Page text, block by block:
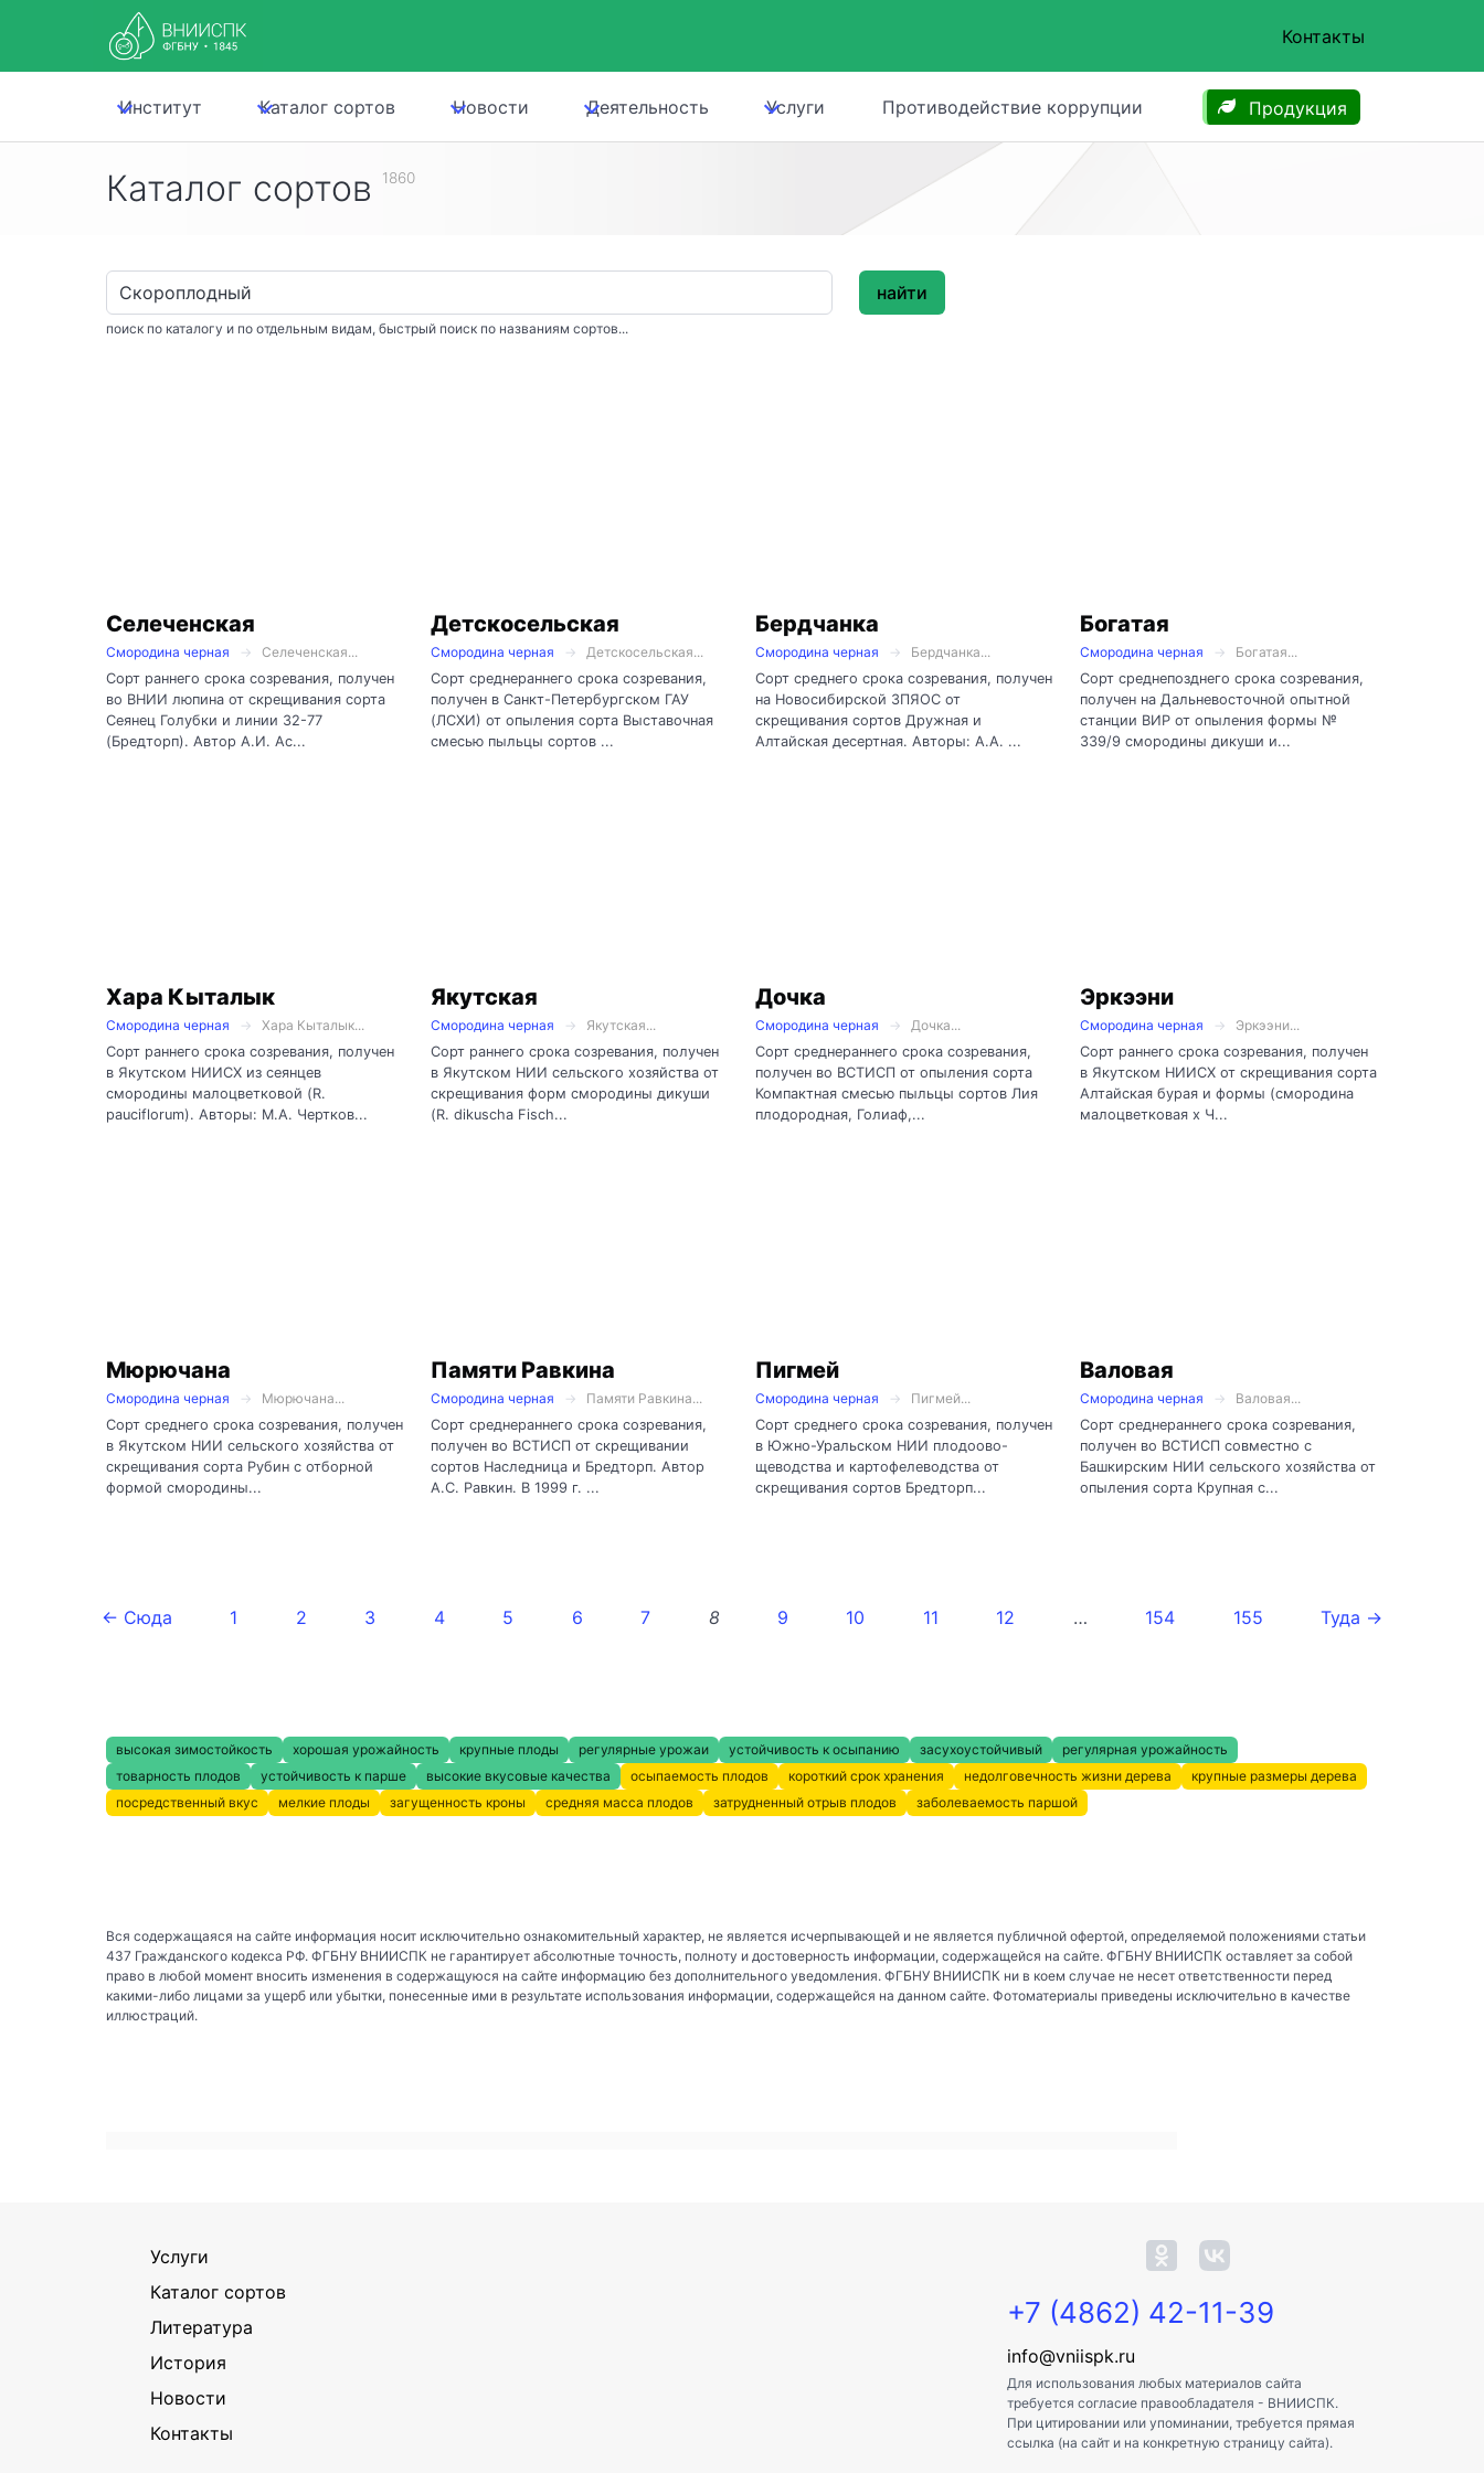
Контакты
Институт Каталог сортов Новости Деятельность Услуги Противодействие коррупции Продукция
Каталог сортов 1860
поиск по каталогу и по отдельным видам, быстрый поиск по названиям сортов...
найти
Селеченская
Смородина черная
Селеченская...
Сорт раннего срока созревания, получен
во ВНИИ люпина от скрещивания сорта
Сеянец Голубки и линии 32-77
(Бредторп). Автор А.И. Ас...
Детскосельская
Смородина черная
Детскосельская...
Сорт среднераннего срока созревания,
получен в Санкт-Петербургском ГАУ
(ЛСХИ) от опыления сорта Выставочная
смесью пыльцы сортов ...
Бердчанка
Смородина черная
Бердчанка...
Сорт среднего срока созревания, получен
на Новосибирской ЗПЯОС от
скрещивания сортов Дружная и
Алтайская десертная. Авторы: А.А. ...
Богатая
Смородина черная
Богатая...
Сорт среднепозднего срока созревания,
получен на Дальневосточной опытной
станции ВИР от опыления формы №
339/9 смородины дикуши и...
Хара Кыталык
Смородина черная
Хара Кыталык...
Сорт раннего срока созревания, получен
в Якутском НИИСХ из сеянцев
смородины малоцветковой (R.
pauciflorum). Авторы: М.А. Чертков...
Якутская
Смородина черная
Якутская...
Сорт раннего срока созревания, получен
в Якутском НИИ сельского хозяйства от
скрещивания форм смородины дикуши
(R. dikuscha Fisch...
Дочка
Смородина черная
Дочка...
Сорт среднераннего срока созревания,
получен во ВСТИСП от опыления сорта
Компактная смесью пыльцы сортов Лия
плодородная, Голиаф,...
Эркээни
Смородина черная
Эркээни...
Сорт раннего срока созревания, получен
в Якутском НИИСХ от скрещивания сорта
Алтайская бурая и формы (смородина
малоцветковая х Ч...
Мюрючана
Смородина черная
Мюрючана...
Сорт среднего срока созревания, получен
в Якутском НИИ сельского хозяйства от
скрещивания сорта Рубин с отборной
формой смородины...
Памяти Равкина
Смородина черная
Памяти Равкина...
Сорт среднераннего срока созревания,
получен во ВСТИСП от скрещивании
сортов Наследница и Бредторп. Автор
А.С. Равкин. В 1999 г. ...
Пигмей
Смородина черная
Пигмей...
Сорт среднего срока созревания, получен
в Южно-Уральском НИИ плодоово-
щеводства и картофелеводства от
скрещивания сортов Бредторп...
Валовая
Смородина черная
Валовая...
Сорт среднераннего срока созревания,
получен во ВСТИСП совместно с
Башкирским НИИ сельского хозяйства от
опыления сорта Крупная с...
← Сюда 1 2 3 4 5 6 7 8 9 10 11 12 … 154 155 Туда →
высокая зимостойкость хорошая урожайность крупные плоды регулярные урожаи устойчивость к осыпанию засухоустойчивый
регулярная урожайность
товарность плодов
устойчивость к парше высокие вкусовые качества осыпаемость плодов короткий срок хранения недолговечность жизни дерева
крупные размеры дерева
посредственный вкус
мелкие плоды загущенность кроны средняя масса плодов затрудненный отрыв плодов заболеваемость паршой
Вся содержащаяся на сайте информация носит исключительно ознакомительный характер, не является исчерпывающей и не является публичной офертой, определяемой положениями статьи
437 Гражданского кодекса РФ. ФГБНУ ВНИИСПК не гарантирует абсолютные точность, полноту и достоверность информации, содержащейся на сайте. ФГБНУ ВНИИСПК оставляет за собой
право в любой момент вносить изменения в содержащуюся на сайте информацию без дополнительного уведомления. ФГБНУ ВНИИСПК ни в коем случае не несет ответственности перед
какими-либо лицами за ущерб или убытки, понесенные ими в результате использования информации, содержащейся на данном сайте. Фотоматериалы приведены исключительно в качестве
иллюстраций.
Услуги
Каталог сортов
Литература
История
Новости
Контакты
+7 (4862) 42-11-39
info@vniispk.ru
Для использования любых материалов сайта
требуется согласие правообладателя - ВНИИСПК.
При цитировании или упоминании, требуется прямая
ссылка (на сайт и на конкретную страницу сайта).